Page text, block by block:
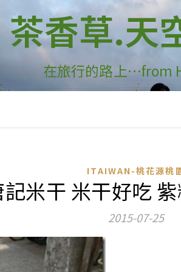
茶香草.天
在旅行的路上…from
ITAIWAN-桃花源桃
米干 米干好吃
2015-07-25